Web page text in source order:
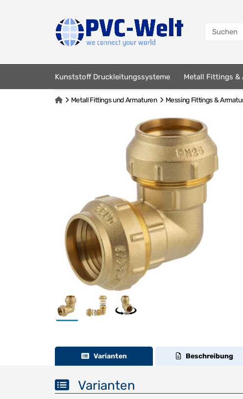
Kunststoff Druckleitungssysteme Metall Fittings &
Metall Fittings und Armaturen Messing Fittings &
Varianten Beschreibung
Varianten